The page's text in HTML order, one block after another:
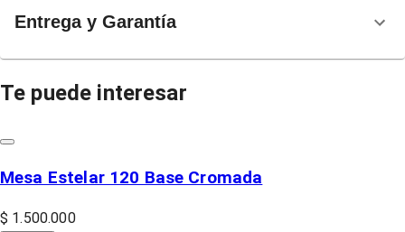
Entrega y Garantía
Te puede interesar
Mesa Estelar 120 Base Cromada
$ 1.500.000